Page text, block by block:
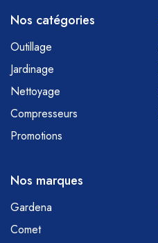
Nos catégories
Outillage
Jardinage
Nettoyage
Compresseurs
Promotions
Nos marques
Gardena
Comet